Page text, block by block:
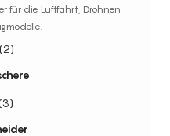
für die Luftfahrt, Drohnen